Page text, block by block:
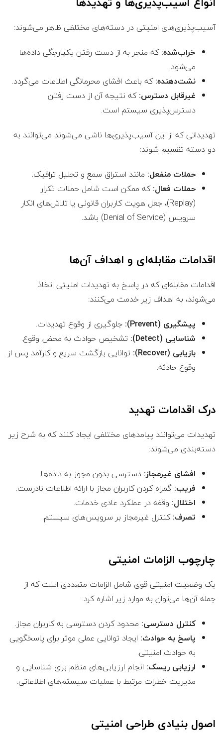
آسیب‌پذیری‌های امنیتی در دسته‌های مختلفی ظاهر می‌شوند:
خراب‌شده:که منجر به از دست رفتن یکپارچگی داده‌ها
می‌شود.
نشت‌دهنده:که باعث افشای محرمانگی اطلاعات می‌گردد.
غیرقابل دسترس:که نتیجه آن از دست رفتن
دسترس‌پذیری سیستم است.
تهدیداتی که از این آسیب‌پذیری‌ها ناشی می‌شوند می‌توانند به
دو دسته تقسیم شوند:
حملات منفعل: مانند استراق سمع و تحلیل ترافیک.
حملات فعال:که ممکن است شامل حملات تکرار
(Replay)، جعل هویت کاربران قانونی یا تلاش‌های انکار
سرویس (Denial of Service) باشد.
اقدامات مقابله‌ای و اهداف آن‌ها
اقدامات مقابله‌ای که در پاسخ به تهدیدات امنیتی اتخاذ
می‌شوند، به اهداف زیر خدمت می‌کنند:
پیشگیری (Prevent):
جلوگیری از وقوع تهدیدات.
شناسایی (Detect):
تشخیص حوادث به محض وقوع.
بازیابی (Recover):
توانایی بازگشت سریع و کارآمد پس از
وقوع حادثه.
درک اقدامات تهدید
تهدیدات می‌توانند پیامدهای مختلفی ایجاد کنند که به شرح زیر
دسته‌بندی می‌شوند:
افشای غیرمجاز: دسترسی بدون مجوز به داده‌ها.
فریب: گمراه کردن کاربران مجاز با ارائه اطلاعات نادرست.
اختلال: وقفه در عملکرد عادی خدمات.
تصرف:کنترل غیرمجاز بر سرویس‌های سیستم.
چارچوب الزامات امنیتی
یک وضعیت امنیتی قوی شامل الزامات متعددی است که از
جمله آن‌ها می‌توان به موارد زیر اشاره کرد:
کنترل دسترسی: محدود کردن دسترسی به کاربران مجاز.
پاسخ به حوادث: ایجاد توانایی عملی موثر برای پاسخگویی
به حوادث امنیتی.
ارزیابی ریسک: انجام ارزیابی‌های منظم برای شناسایی و
مدیریت خطرات مرتبط با عملیات سیستم‌های اطلاعاتی.
اصول بنیادی طراحی امنیتی